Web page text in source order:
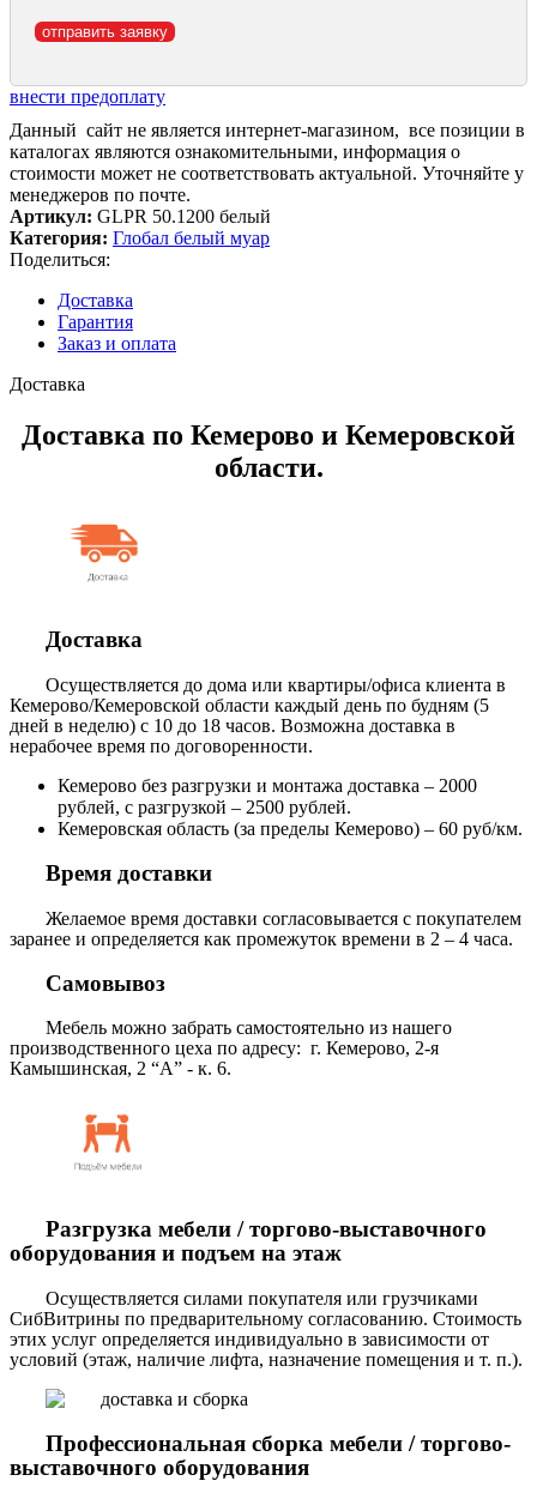
внести предоплату
Данный сайт не является интернет-магазином, все позиции в
каталогах являются ознакомительными, информация о
стоимости может не соответствовать актуальной. Уточняйте у
менеджеров по почте.
Артикул: GLPR 50.1200 белый
Категория: Глобал белый муар
Поделиться:
Доставка
Гарантия
Заказ и оплата
Доставка
Доставка по Кемерово и Кемеровской
области.
Доставка
Осуществляется до дома или квартиры/офиса клиента в
Кемерово/Кемеровской области каждый день по будням (5
дней в неделю) с 10 до 18 часов. Возможна доставка в
нерабочее время по договоренности.
Кемерово без разгрузки и монтажа доставка – 2000
рублей, с разгрузкой – 2500 рублей.
Кемеровская область (за пределы Кемерово) – 60 руб/км.
Время доставки
Желаемое время доставки согласовывается с покупателем
заранее и определяется как промежуток времени в 2 – 4 часа.
Самовывоз
Мебель можно забрать самостоятельно из нашего
производственного цеха по адресу: г. Кемерово, 2-я
Камышинская, 2 “А” - к. 6.
Разгрузка мебели / торгово-выставочного
оборудования и подъем на этаж
Осуществляется силами покупателя или грузчиками
СибВитрины по предварительному согласованию. Стоимость
этих услуг определяется индивидуально в зависимости от
условий (этаж, наличие лифта, назначение помещения и т. п.).
Профессиональная сборка мебели / торгово-
выставочного оборудования